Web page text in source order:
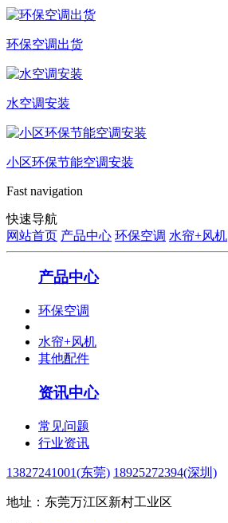
环保空调出货
水空调安装
小区环保节能空调安装
Fast navigation
快速导航
网站首页 产品中心 环保空调 水帘+风机
产品中心
环保空调
水帘+风机
其他配件
资讯中心
常见问题
行业资讯
13827241001(东莞) 18925272394(深圳)
地址：东莞万江区新村工业区